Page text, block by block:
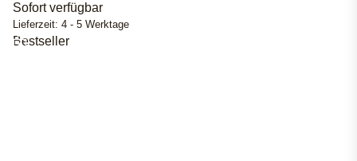
Sofort verfügbar
Lieferzeit: 4 - 5 Werktage
Bestseller